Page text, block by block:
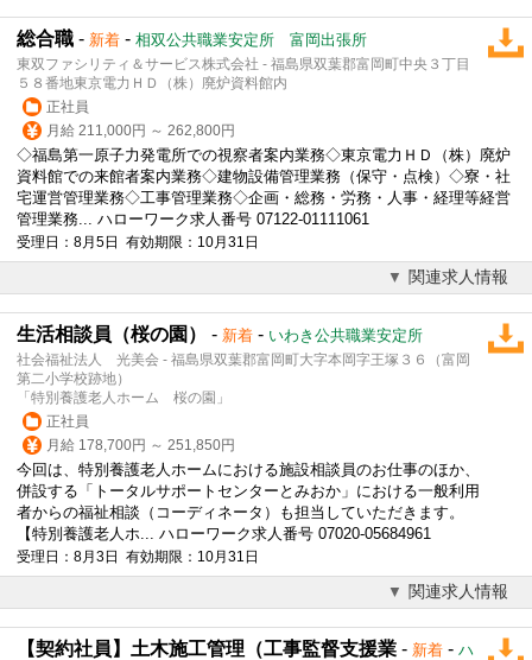
総合職 - 新着 - 相双公共職業安定所 富岡出張所
東双ファシリティ＆サービス株式会社 - 福島県双葉郡富岡町中央３丁目
５８番地東京電力ＨＤ（株）廃炉資料館内
正社員
月給 211,000円 ～ 262,800円
◇福島第一原子力発電所での視察者案内業務◇東京電力ＨＤ（株）廃炉
資料館での来館者案内業務◇建物設備管理業務（保守・点検）◇寮・社
宅運営管理業務◇工事管理業務◇企画・総務・労務・人事・経理等経営
管理業務... ハローワーク求人番号 07122-01111061
受理日：8月5日 有効期限：10月31日
関連求人情報
生活相談員（桜の園） - 新着 - いわき公共職業安定所
社会福祉法人 光美会 - 福島県双葉郡富岡町大字本岡字王塚３６（富岡
第二小学校跡地）
「特別養護老人ホーム 桜の園」
正社員
月給 178,700円 ～ 251,850円
今回は、特別養護老人ホームにおける施設相談員のお仕事のほか、
併設する「トータルサポートセンターとみおか」における一般利用
者からの福祉相談（コーディネータ）も担当していただきます。
【特別養護老人ホ... ハローワーク求人番号 07020-05684961
受理日：8月3日 有効期限：10月31日
関連求人情報
【契約社員】土木施工管理（工事監督支援業 - 新着 - ハ